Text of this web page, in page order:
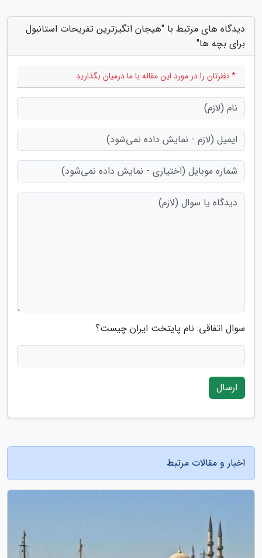
دیدگاه های مرتبط با "هیجان انگیزترین تفریحات استانبول
برای بچه ها"
* نظرتان را در مورد این مقاله با ما درمیان بگذارید
سوال اتفاقی: نام پایتخت ایران چیست؟
ارسال
اخبار و مقالات مرتبط